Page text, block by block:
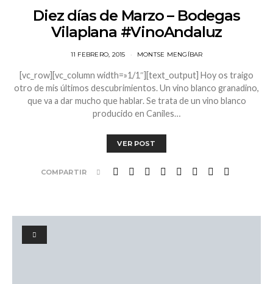
Diez días de Marzo – Bodegas
Vilaplana #VinoAndaluz
11 FEBRERO, 2015 MONTSE MENGÍBAR
[vc_row][vc_column width=»1/1″][text_output] Hoy os traigo
otro de mis últimos descubrimientos. Un vino blanco granadino,
que va a dar mucho que hablar. Se trata de un vino blanco
producido en Caniles…
VER POST
COMPARTIR